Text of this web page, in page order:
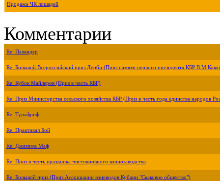
Продажа ЧК лошадей
Комментарии
Re: Паландер
Re: Большой Всероссийский приз Дерби (Приз памяти первого президента КБР
Re: Кубок Майлеров (Приз в честь КБР)
Re: Приз Министерства сельского хозяйства КБР (Приз в честь года единства народов
Re: Турафриф
Re: Практикал Бой
Re: Джамила Маф
Re: Приз в честь праздника чистокровного коннозаводства
Re: Большой приз (Приз Ассоциации коневодов Кубани "Скаковое общество")